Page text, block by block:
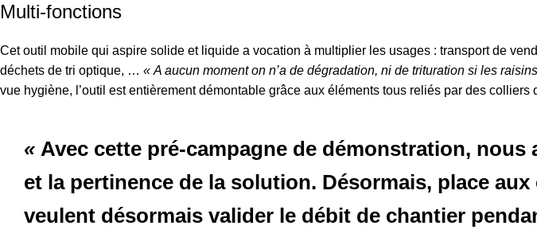
Multi-fonctions
Cet outil mobile qui aspire solide et liquide a vocation à multiplier les usages : transport de
déchets de tri optique, … « A aucun moment on n’a de dégradation, ni de trituration si les
vue hygiène, l’outil est entièrement démontable grâce aux éléments tous reliés par des colliers
« Avec cette pré-campagne de démonstration,
et la pertinence de la solution. Désormais, place
veulent désormais valider le débit de chantier